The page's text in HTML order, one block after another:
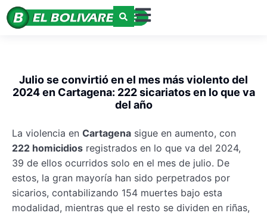
Julio se convirtió en el mes más violento del
2024 en Cartagena: 222 sicariatos en lo que va
del año
La violencia en Cartagena sigue en aumento, con
222 homicidios registrados en lo que va del 2024,
39 de ellos ocurridos solo en el mes de julio. De
estos, la gran mayoría han sido perpetrados por
sicarios, contabilizando 154 muertes bajo esta
modalidad, mientras que el resto se dividen en riñas,